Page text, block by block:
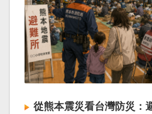
從熊本震災看台灣防災：